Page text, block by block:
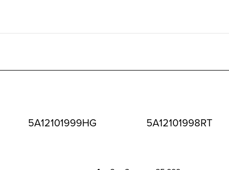
5A12101999HG 5A12101998RT